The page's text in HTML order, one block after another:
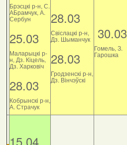
Брэсцкі р-н, С.
АБрамчук, А.
Сербун
25.03
Маларыцкі р-
н, Дз. Кіцель,
Дз. Харковіч
28.03
Кобрынскі р-н,
А. Страчук
28.03
Свіслацкі р-н,
Дз. Шыманчук
28.03
Гродзенскі р-н,
Дз. Вінчэўскі
30.03
Гомель, З.
Гарошка
15.04